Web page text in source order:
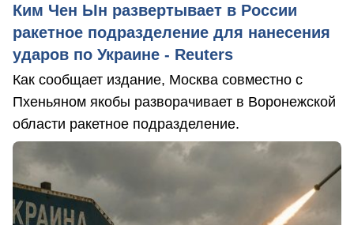
Ким Чен Ын развертывает в России
ракетное подразделение для нанесения
ударов по Украине - Reuters
Как сообщает издание, Москва совместно с
Пхеньяном якобы разворачивает в Воронежской
области ракетное подразделение.